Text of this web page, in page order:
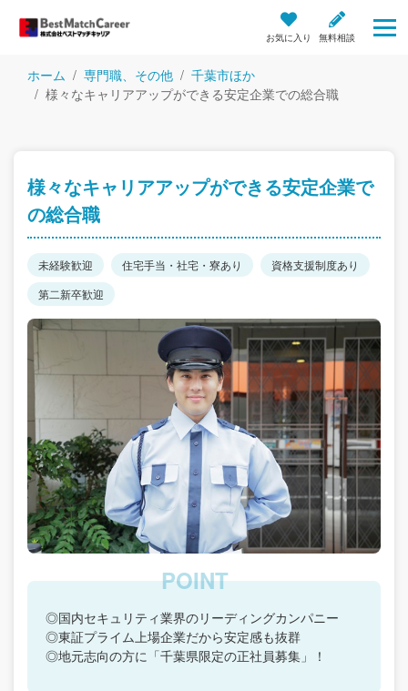
お気に入り 無料相談
ホーム 専門職、その他
千葉市ほか
様々なキャリアアップができる安定企業での総合職
様々なキャリアアップができる安定企業で
の総合職
未経験歓迎 住宅手当・社宅・寮あり
資格支援制度あり
第二新卒歓迎
◎国内セキュリティ業界のリーディングカンパニー
◎東証プライム上場企業だから安定感も抜群
◎地元志向の方に「千葉県限定の正社員募集」！